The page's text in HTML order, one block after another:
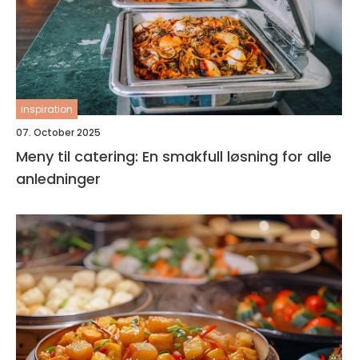
inspiration
07. October 2025
Meny til catering: En smakfull løsning for alle
anledninger